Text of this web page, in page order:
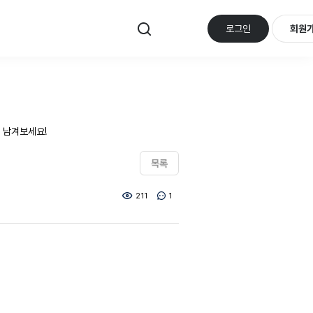
로그인 회원
겨보세요!
목록
211 1